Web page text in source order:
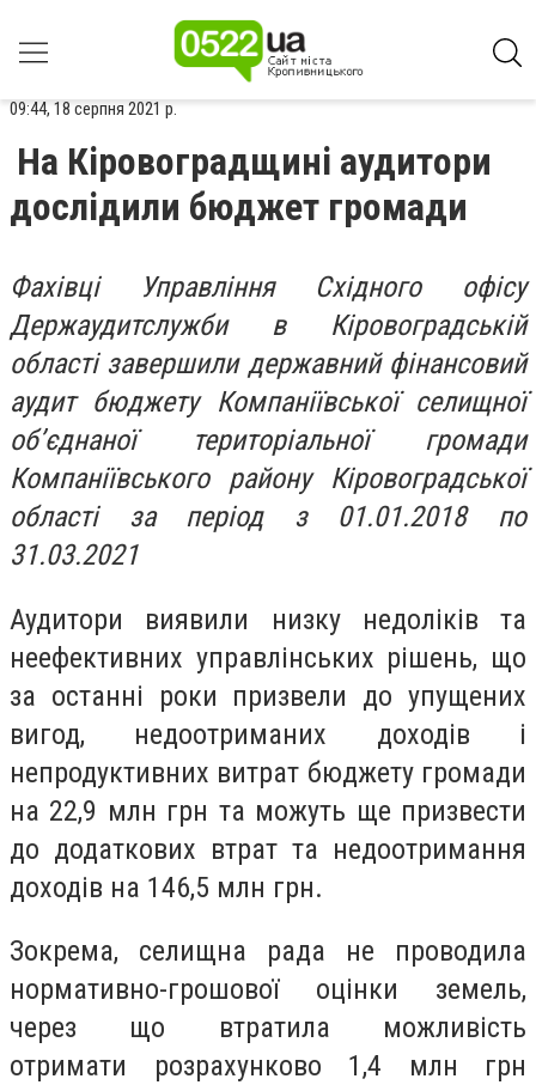
09:44, 18 серпня 2021 р.
На Кіровоградщині аудитори
дослідили бюджет громади
Фахівці Управління Східного офісу
Держаудитслужби в Кіровоградській
області завершили державний фінансовий
аудит бюджету Компаніївської селищної
об’єднаної територіальної громади
Компаніївського району Кіровоградської
області за період з 01.01.2018 по
31.03.2021
Аудитори виявили низку недоліків та
неефективних управлінських рішень, що
за останні роки призвели до упущених
вигод, недоотриманих доходів і
непродуктивних витрат бюджету громади
на 22,9 млн грн та можуть ще призвести
до додаткових втрат та недоотримання
доходів на 146,5 млн грн.
Зокрема, селищна рада не проводила
нормативно-грошової оцінки земель,
через що втратила можливість
отримати розрахунково 1,4 млн грн